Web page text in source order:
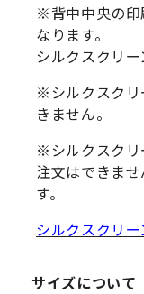
※背中中央の印
なります。
シルクスクリ
※シルクスクリ
きません。
※シルクスクリ
注文はできま
す。
シルクスクリ
サイズについて